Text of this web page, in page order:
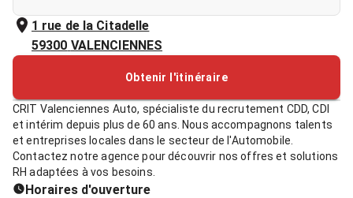
1 rue de la Citadelle
59300 VALENCIENNES
Obtenir l'itinéraire
CRIT Valenciennes Auto, spécialiste du recrutement CDD, CDI
et intérim depuis plus de 60 ans. Nous accompagnons talents
et entreprises locales dans le secteur de l'Automobile.
Contactez notre agence pour découvrir nos offres et solutions
RH adaptées à vos besoins.
Horaires d'ouverture